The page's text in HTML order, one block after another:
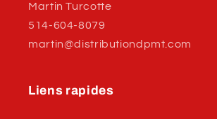
Martin Turcotte
514-604-8079
martin@distributiondpmt.com
Liens rapides